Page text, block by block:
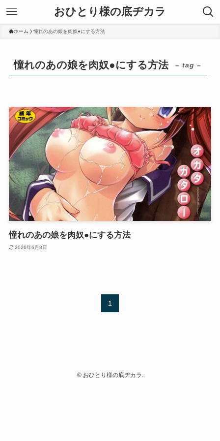
おひとり様の底ヂカラ
ホーム 憧れのあの娘を肉奴●にする方法
憧れのあの娘を肉奴●にする方法 – tag –
憧れのあの娘を肉奴●にする方法
2026年6月8日
1
©おひとり様の底ヂカラ.